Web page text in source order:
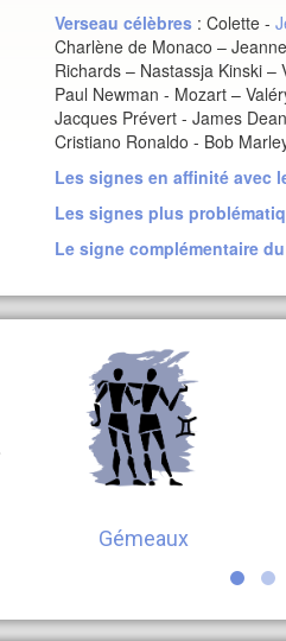
Verseau célèbres: Colette -
Charlène de Monaco –
Richards – Nastassja Kinski
Paul Newman - Mozart –
Jacques Prévert - James
Cristiano Ronaldo - Bob
Les signes en affinité avec
Les signes plus
Le signe complémentaire du
Gémeaux